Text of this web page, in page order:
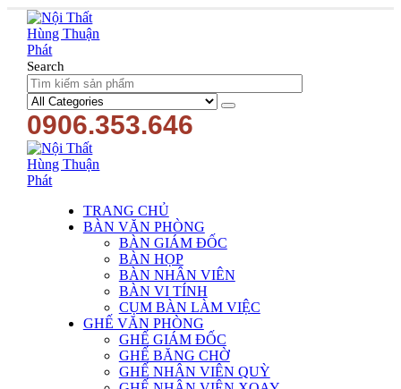
Search
0906.353.646
TRANG CHỦ
BÀN VĂN PHÒNG
BÀN GIÁM ĐỐC
BÀN HỌP
BÀN NHÂN VIÊN
BÀN VI TÍNH
CỤM BÀN LÀM VIỆC
GHẾ VĂN PHÒNG
GHẾ GIÁM ĐỐC
GHẾ BĂNG CHỜ
GHẾ NHÂN VIÊN QUỲ